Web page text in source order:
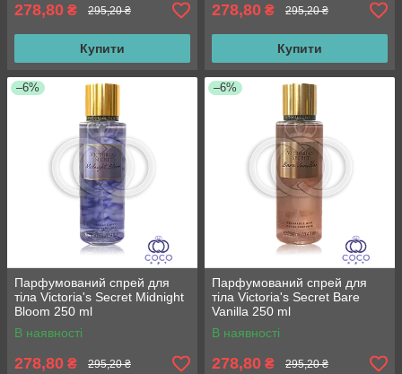
278,80 ₴ 295,20 ₴
Купити
278,80 ₴ 295,20 ₴
Купити
–6%
Парфумований спрей для
тіла Victoria's Secret Midnight
Bloom 250 ml
В наявності
278,80 ₴ 295,20 ₴
–6%
Парфумований спрей для
тіла Victoria's Secret Bare
Vanilla 250 ml
В наявності
278,80 ₴ 295,20 ₴